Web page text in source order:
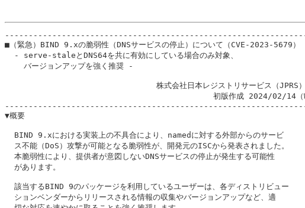
■（緊急）BIND 9.xの脆弱性（DNSサービスの停止）について（CVE-2023-5679）
  - serve-staleとDNS64を共に有効にしている場合のみ対象、
    バージョンアップを強く推奨 -
                                株式会社日本レジストリサービス（JPRS）
初版作成 2024/02/14（
▼概要
  BIND 9.xにおける実装上の不具合により、namedに対する外部からのサービ
  ス不能（DoS）攻撃が可能となる脆弱性が、開発元のISCから発表されました。
  本脆弱性により、提供者が意図しないDNSサービスの停止が発生する可能性
  があります。
  該当するBIND 9のパッケージを利用しているユーザーは、各ディストリビュー
  ションベンダーからリリースされる情報の収集やバージョンアップなど、適